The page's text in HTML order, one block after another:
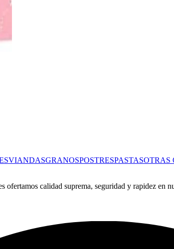
VIANDASGRANOSPOSTRESPASTASOTRAS
calidad suprema, seguridad y rapidez en